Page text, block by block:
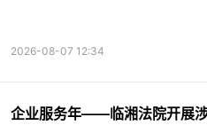
2026-08-07 12:34
企业服务年——临湘法院开展